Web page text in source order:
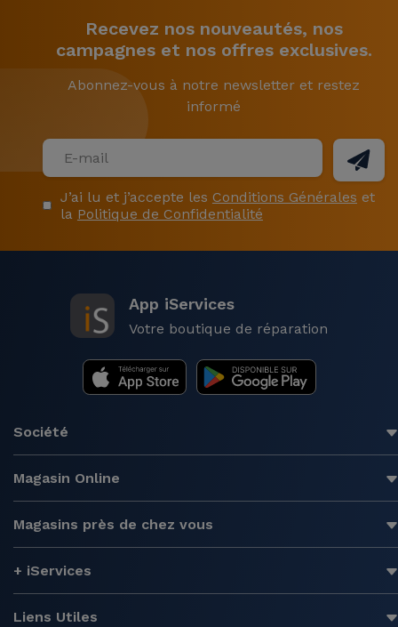
Recevez nos nouveautés, nos
campagnes et nos offres exclusives.
Abonnez-vous à notre newsletter et restez
informé
J’ai lu et j’accepte les Conditions Générales et
la Politique de Confidentialité
App iServices
Votre boutique de réparation
Société
Magasin Online
Magasins près de chez vous
+ iServices
Liens Utiles